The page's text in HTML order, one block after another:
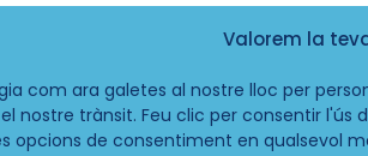
Valorem la
com ara galetes al nostre lloc per
nostre trànsit. Feu clic per consentir
opcions de consentiment en qualsevol